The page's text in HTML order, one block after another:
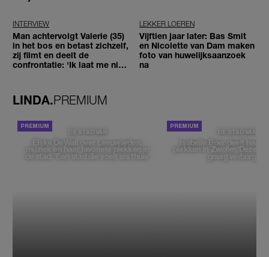
INTERVIEW
Man achtervolgt Valerie (35)
in het bos en betast zichzelf,
zij filmt en deelt de
confrontatie: 'Ik laat me niet
LEKKER LOEREN
Vijftien jaar later: Bas Smit
en Nicolette van Dam maken
foto van huwelijksaanzoek
na
LINDA.PREMIUM
DE STAD VAN
Elske DeWall over Leeuwarden,
muziek en haar favoriete plekken in
de stad: 'Een stad die voelt als thuis'
DE STAD VAN
Isabelle Boer deelt haar
plekken in Zwolle: 'Deze
graag verborgen'